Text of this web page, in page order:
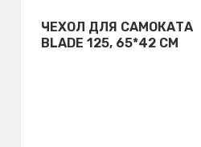
ЧЕХОЛ ДЛЯ САМОКАТА
BLADE 125, 65*42 СМ